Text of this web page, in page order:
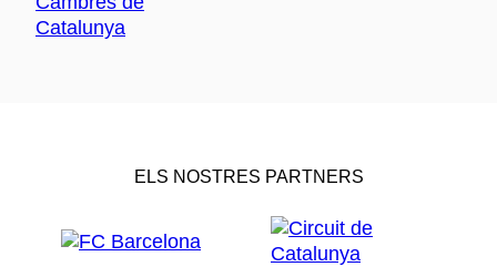
ELS NOSTRES PARTNERS